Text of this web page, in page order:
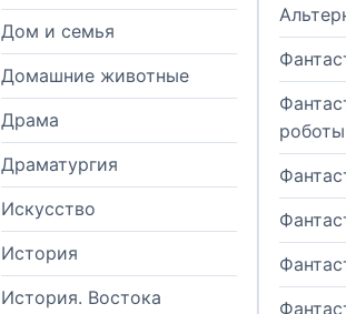
Дом и семья
Домашние животные
Драма
Драматургия
Искусство
История
История. Востока
роботы